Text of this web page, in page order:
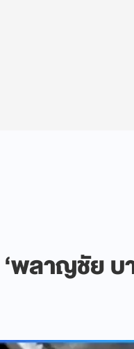
พลาญชัย บ